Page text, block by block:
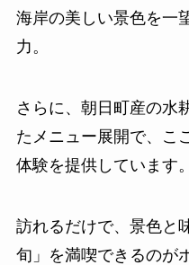
海岸の美しい景色を一
力。
さらに、朝日町産の水
たメニュー展開で、こ
体験を提供しています。
訪れるだけで、景色と
旬」を満喫できるのが